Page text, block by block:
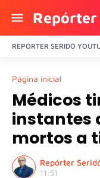
Repórter
REPÓRTER SERIDÓ
Página inicial
Médicos
instantes
mortos a
Repórter
11:51